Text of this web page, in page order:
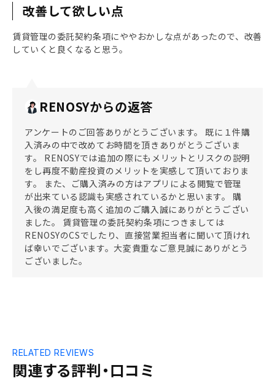
改善して欲しい点
賃貸管理の委託契約条項にややおかしな点があったので、改善
していくと良くなると思う。
RENOSYからの返答
アンケートのご回答ありがとうございます。 既に１件購
入済みの中で改めてお時間を頂きありがとうございま
す。 RENOSYでは追加の際にもメリットとリスクの説明
をし再度不動産投資のメリットを実感して頂いておりま
す。 また、ご購入済みの方はアプリによる閲覧で管理
が出来ている認識も実感されているかと思います。 購
入後の満足度も高く追加のご購入誠にありがとうござい
ました。 賃貸管理の委託契約条項につきましては
RENOSYのCSでしたり、直接営業担当者に聞いて頂けれ
ば幸いでございます。大変貴重なご意見誠にありがとう
ございました。
関連する評判・口コミ
RELATED REVIEWS